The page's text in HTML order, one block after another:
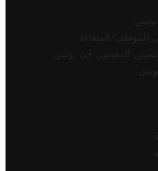
المتقاعد
المقيمين في تونس